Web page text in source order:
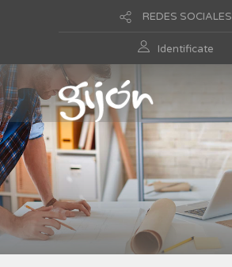
REDES SOCIALES
Identificate